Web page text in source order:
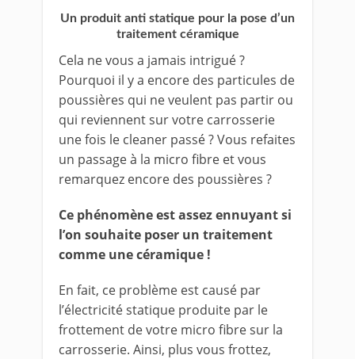
Un produit anti statique pour la pose d’un
traitement céramique
Cela ne vous a jamais intrigué ?
Pourquoi il y a encore des particules de
poussières qui ne veulent pas partir ou
qui reviennent sur votre carrosserie
une fois le cleaner passé ? Vous refaites
un passage à la micro fibre et vous
remarquez encore des poussières ?
Ce phénomène est assez ennuyant si
l’on souhaite poser un traitement
comme une céramique !
En fait, ce problème est causé par
l’électricité statique produite par le
frottement de votre micro fibre sur la
carrosserie. Ainsi, plus vous frottez,